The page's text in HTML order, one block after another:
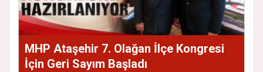
MHP Ataşehir 7. Olağan İlçe Kongresi
İçin Geri Sayım Başladı